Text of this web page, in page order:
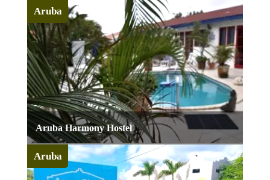
Aruba
Aruba Harmony Hostel
Aruba